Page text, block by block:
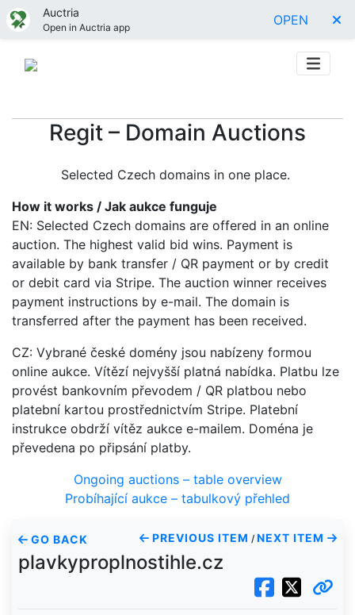
Auctria
Open in Auctria app OPEN
Regit – Domain Auctions
Selected Czech domains in one place.
How it works / Jak aukce funguje
EN: Selected Czech domains are offered in an online
auction. The highest valid bid wins. Payment is
available by bank transfer / QR payment or by credit
or debit card via Stripe. The auction winner receives
payment instructions by e-mail. The domain is
transferred after the payment has been received.
CZ: Vybrané české domény jsou nabízeny formou
online aukce. Vítězí nejvyšší platná nabídka. Platbu lze
provést bankovním převodem / QR platbou nebo
platební kartou prostřednictvím Stripe. Platební
instrukce obdrží vítěz aukce e-mailem. Doména je
převedena po připsání platby.
Ongoing auctions – table overview
Probíhající aukce – tabulkový přehled
GO BACK PREVIOUS ITEM / NEXT ITEM
plavkyproplnostihle.cz